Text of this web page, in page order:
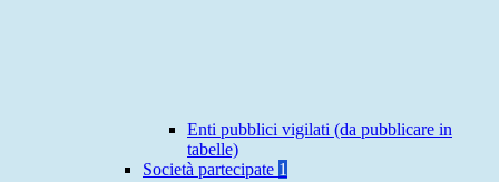
Enti pubblici vigilati (da pubblicare in
tabelle)
Società partecipate 1